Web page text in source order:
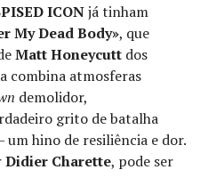
ICONjá tinham
My Dead Body», que
Matt Honeycutt dos
combina atmosferas
demolidor,
grito de batalha
hino de resiliência e dor.
Didier Charette, pode ser